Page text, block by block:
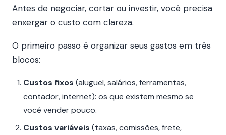
Antes de negociar, cortar ou investir, você precisa
enxergar o custo com clareza.
O primeiro passo é organizar seus gastos em três
blocos:
Custos fixos (aluguel, salários, ferramentas,
contador, internet): os que existem mesmo se
você vender pouco.
Custos variáveis (taxas, comissões, frete,